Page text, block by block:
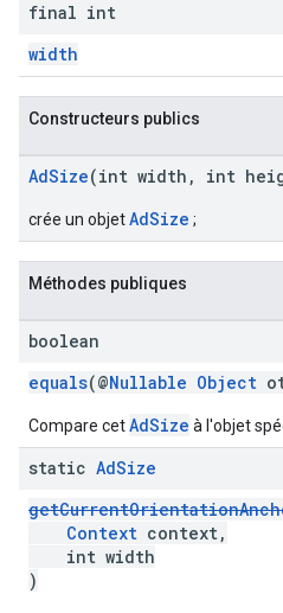
final int
width
Constructeurs publics
AdSize(int width, int
crée un objetAdSize ;
Méthodes publiques
boolean
equals(@Nullable Object
Compare cetAdSize à l'objet
static AdSize
Context context,
int width
)